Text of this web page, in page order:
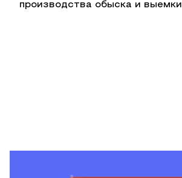
производства обыска и выемки